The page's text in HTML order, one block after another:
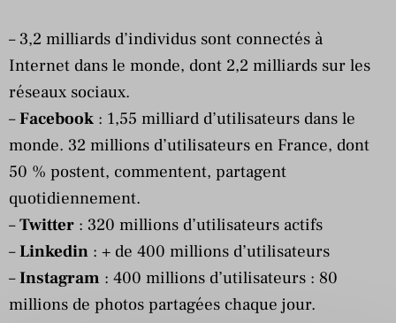
– 3,2 milliards d’individus sont connectés à
Internet dans le monde, dont 2,2 milliards sur les
réseaux sociaux.
–Facebook : 1,55 milliard d’utilisateurs dans le
monde. 32 millions d’utilisateurs en France, dont
50 % postent, commentent, partagent
quotidiennement.
–Twitter : 320 millions d’utilisateurs actifs
–Linkedin : + de 400 millions d’utilisateurs
–Instagram : 400 millions d’utilisateurs : 80
millions de photos partagées chaque jour.